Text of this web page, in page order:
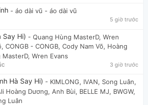
- áo dài vũ - áo dài vũ
5 giờ trước
Say Hi) - Quang Hùng MasterD, Wren
CONGB - CONGB, Cody Nam Võ, Hoàng
Wren Evans
3 giờ trước
Hà Say Hi) - KIMLONG, IVAN, Song Luân,
Hoàng Dương, Anh Bùi, BELLE MJ, BWGW,
Luân